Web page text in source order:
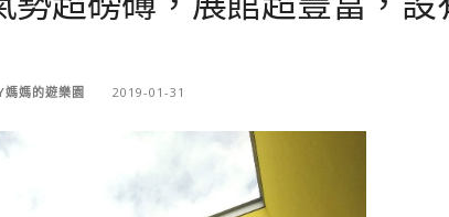
媽媽的遊樂園 2019-01-31